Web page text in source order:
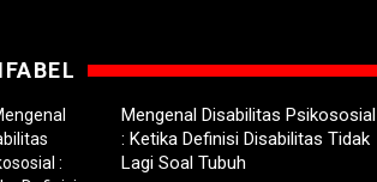
Mengenal Disabilitas Psikososial
: Ketika Definisi Disabilitas Tidak
Lagi Soal Tubuh